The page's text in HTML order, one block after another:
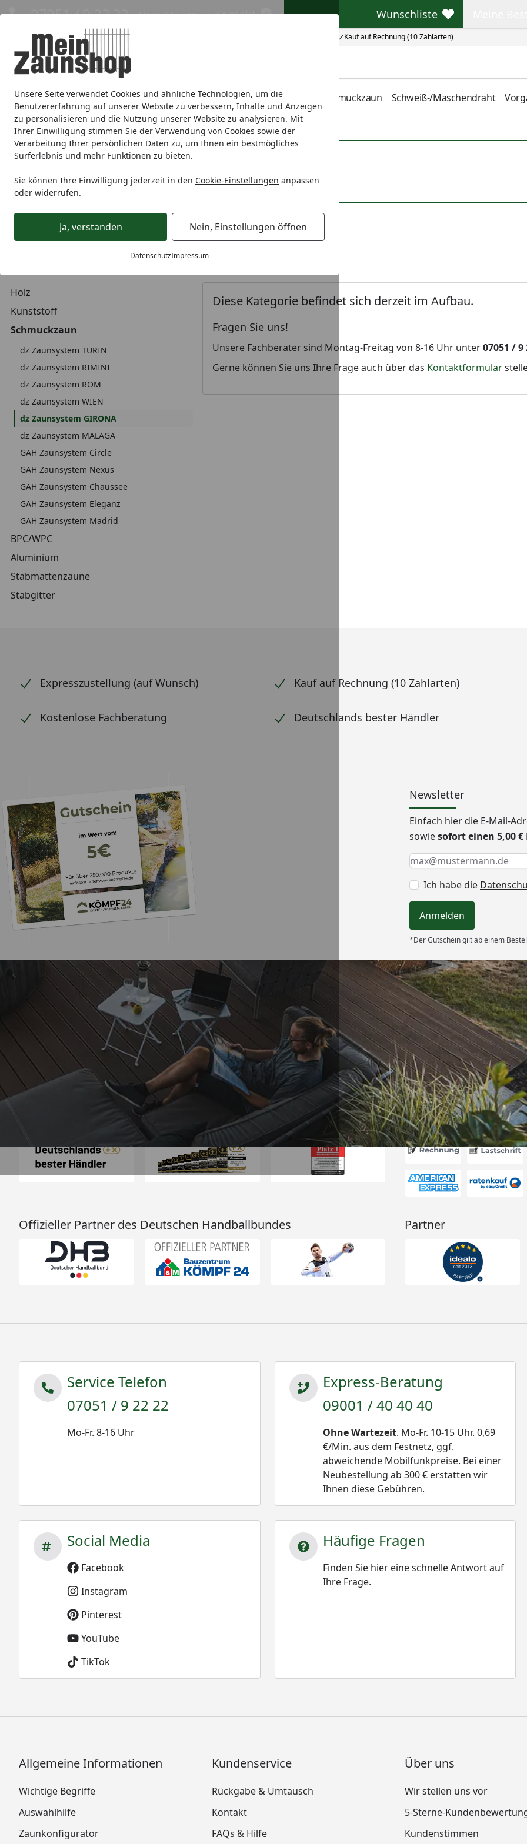
Unsere Seite verwendet Cookies und ähnliche Technologien, um die
Benutzererfahrung auf unserer Website zu verbessern, Inhalte und Anzeigen
zu personalisieren und die Nutzung unserer Website zu analysieren. Mit
Ihrer Einwilligung stimmen Sie der Verwendung von Cookies sowie der
Verarbeitung Ihrer persönlichen Daten zu, um Ihnen ein bestmögliches
Surferlebnis und mehr Funktionen zu bieten.
Sie können Ihre Einwilligung jederzeit in den Cookie-Einstellungen anpassen
oder widerrufen.
Ja, verstanden Nein, Einstellungen öffnen
DatenschutzImpressum
Eigene Montage-Teams Kauf auf Rechnung (10 Zahlarten)
07051 / 9 22 22 Mo-Fr. 8-16 Uhr Kontakt Wunschliste
Wunschliste
Sichtschutz Doppelstabmatte Zaunsets Gabionen Einstabmatten Schmuckzaun Schweiß-/Maschendraht
Zaunmarken
Vorgarten Schmuckzaun dz Zaunsystem GIRONA
dz Zaunsystem GIRONA
Ihre Artikelübersicht
Holz
Kunststoff
Schmuckzaun
dz Zaunsystem TURIN
dz Zaunsystem RIMINI
dz Zaunsystem ROM
dz Zaunsystem WIEN
dz Zaunsystem GIRONA
dz Zaunsystem MALAGA
GAH Zaunsystem Circle
GAH Zaunsystem Nexus
GAH Zaunsystem Chaussee
GAH Zaunsystem Eleganz
GAH Zaunsystem Madrid
BPC/WPC
Aluminium
Stabmattenzäune
Stabgitter
0
Diese Kategorie befindet sich derzeit im Aufbau.
Fragen Sie uns!
Unsere Fachberater sind Montag-Freitag von 8-16 Uhr unter07051 / 9
Gerne können Sie uns Ihre Frage auch über das Kontaktformular
Expresszustellung (auf Wunsch) Kauf auf Rechnung (10 Zahlarten)
Kostenlose Fachberatung Deutschlands bester Händler
Newsletter
Einfach hier die E-Mail-
sowiesofort einen 5,00
Keine Eingabe erforderlich
Eingabe erforderlich
E-Mail *
Ich habe die
Anmelden
*Der Gutschein gilt ab einem
Trusted Shops
4,65/ 5
2.125 Bewertungen
„Schnelle Lieferung, gut
verpackt“
17.07.2026
Versand
Akzeptierte
Offizieller Partner des Deutschen Handballbundes Partner
Service Telefon
07051 / 9 22 22
Mo-Fr. 8-16 Uhr
Express-Beratung
09001 / 40 40 40
Ohne Wartezeit. Mo-Fr. 10-15 Uhr. 0,69
€/Min. aus dem Festnetz, ggf.
abweichende Mobilfunkpreise. Bei einer
Neubestellung ab 300 € erstatten wir
Ihnen diese Gebühren.
Social Media
Facebook
Instagram
Pinterest
YouTube
TikTok
Häufige Fragen
Finden Sie hier eine schnelle Antwort auf
Ihre Frage.
Allgemeine Informationen
Wichtige Begriffe
Auswahlhilfe
Zaunkonfigurator
Kundenservice
Rückgabe & Umtausch
Kontakt
FAQs & Hilfe
Über uns
Wir stellen uns vor
5-Sterne-
Kundenstimmen